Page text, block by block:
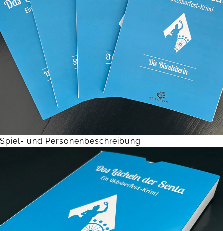
Spiel- und Personenbeschreibung